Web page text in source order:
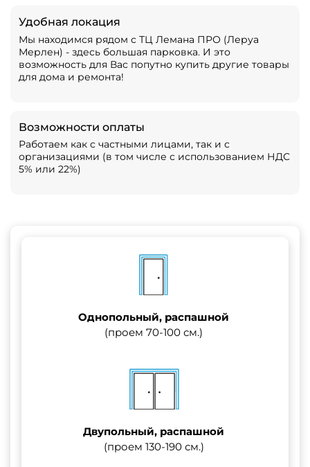
Удобная локация
Мы находимся рядом с ТЦ Лемана ПРО (Леруа
Мерлен) - здесь большая парковка. И это
возможность для Вас попутно купить другие товары
для дома и ремонта!
Возможности оплаты
Работаем как с частными лицами, так и с
организациями (в том числе с использованием НДС
5% или 22%)
Однопольный, распашной
(проем 70-100 см.)
Двупольный, распашной
(проем 130-190 см.)